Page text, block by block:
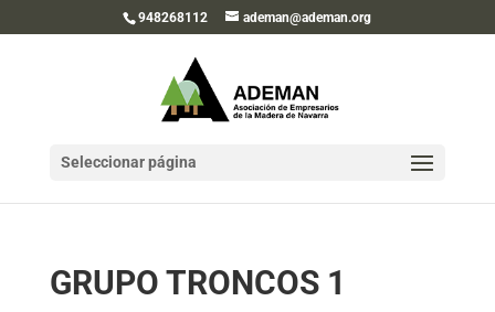
948268112 ademan@ademan.org
Seleccionar página
GRUPO TRONCOS 1